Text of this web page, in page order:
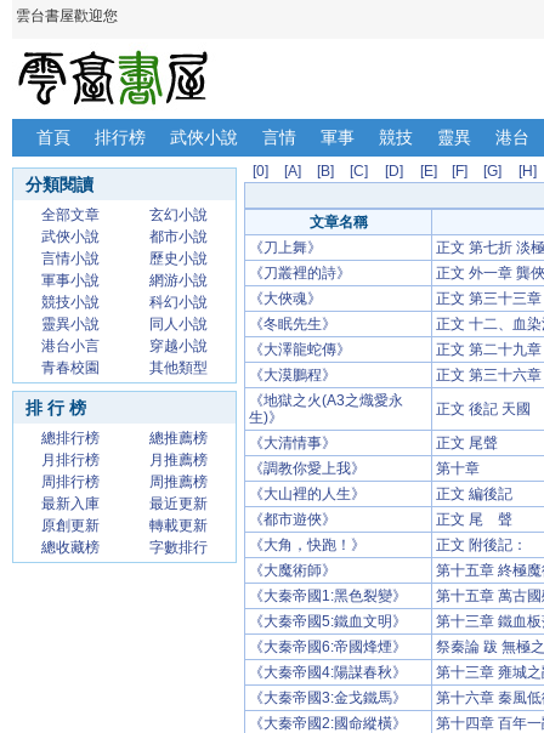
雲台書屋歡迎您
首頁 排行榜 武俠小說 言情 軍事 競技 靈異 港台
分類閱讀
全部文章
玄幻小說
武俠小說
都市小說
言情小說
歷史小說
軍事小說
網游小說
競技小說
科幻小說
靈異小說
同人小說
港台小言
穿越小說
青春校園
其他類型
排 行 榜
總排行榜
總推薦榜
月排行榜
月推薦榜
周排行榜
周推薦榜
最新入庫
最近更新
原創更新
轉載更新
總收藏榜
字數排行
[0] [A] [B] [C] [D] [E] [F] [G] [H]
文章名稱
《刀上舞》
正文 第七折 淡
《刀叢裡的詩》
正文 外一章 龔
《大俠魂》
正文 第三十三
《冬眠先生》
正文 十二、血
《大澤龍蛇傳》
正文 第二十九
《大漠鵬程》
正文 第三十六
《地獄之火(A3之熾愛永
生)》
正文 後記 天國
《大清情事》
正文 尾聲
《調教你愛上我》
第十章
《大山裡的人生》
正文 編後記
《都市遊俠》
正文 尾 聲
《大角，快跑！》
正文 附後記：
《大魔術師》
第十五章 終極
《大秦帝國1:黑色裂變》
第十五章 萬古
《大秦帝國5:鐵血文明》
第十三章 鐵血
《大秦帝國6:帝國烽煙》
祭秦論 跋 無極
《大秦帝國4:陽謀春秋》
第十三章 雍城
《大秦帝國3:金戈鐵馬》
第十六章 秦風
《大秦帝國2:國命縱橫》
第十四章 百年